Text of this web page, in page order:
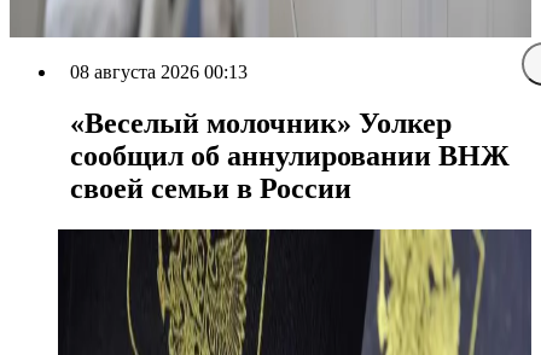
08 августа 2026 00:13
«Веселый молочник» Уолкер
сообщил об аннулировании ВНЖ
своей семьи в России